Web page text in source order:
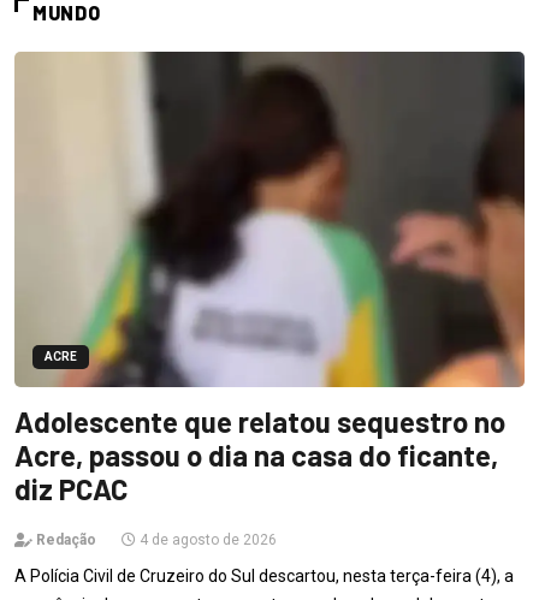
MUNDO
ACRE
Adolescente que relatou sequestro no
Acre, passou o dia na casa do ficante,
diz PCAC
Redação 4 de agosto de 2026
A Polícia Civil de Cruzeiro do Sul descartou, nesta terça-feira (4), a